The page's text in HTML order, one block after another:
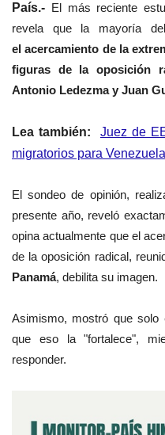
País.- El más reciente
revela que la mayoría
elacercamiento de la
figuras de laoposición
Antonio Ledezma y Juan
Lea también: Juez de
migratorios para
El sondeo de opinión,
presente año, reveló
opina actualmente que el
de laoposición radical,
Panamá, debilita su imagen.
Asimismo, mostró que solo
que eso la "fortalece",
responder.